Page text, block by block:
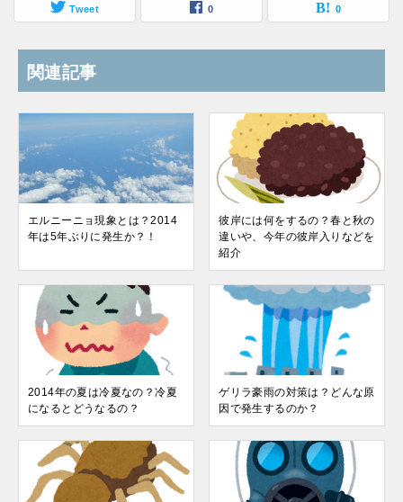
Tweet 0 0
関連記事
エルニーニョ現象とは？2014
年は5年ぶりに発生か？！
彼岸には何をするの？春と秋の
違いや、今年の彼岸入りなどを
紹介
2014年の夏は冷夏なの？冷夏
になるとどうなるの？
ゲリラ豪雨の対策は？どんな原
因で発生するのか？